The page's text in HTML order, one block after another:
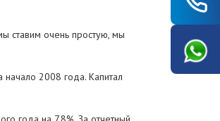
ставим очень простую, мы
2008 года. Капитал